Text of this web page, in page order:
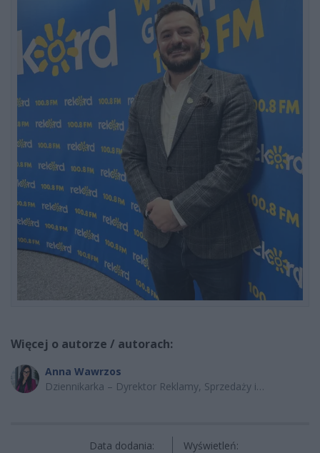
Więcej o autorze / autorach:
Anna Wawrzos
Dziennikarka – Dyrektor Reklamy, Sprzedaży i
Data dodania:
Wyświetleń: